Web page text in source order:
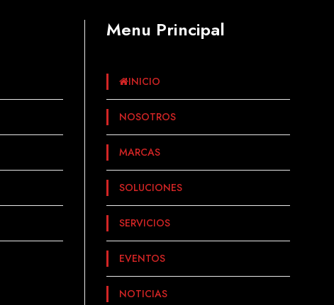
Menu Principal
INICIO
NOSOTROS
MARCAS
SOLUCIONES
SERVICIOS
EVENTOS
NOTICIAS